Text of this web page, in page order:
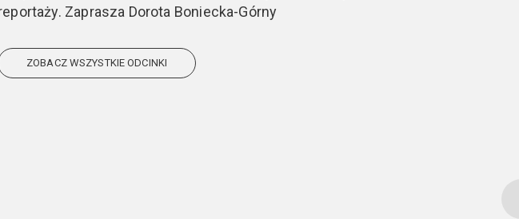
Zaprasza Dorota Boniecka-Górny
ZOBACZ WSZYSTKIE ODCINKI